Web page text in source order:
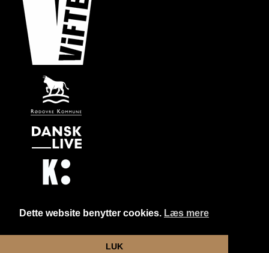
Dette website benytter cookies. Læs mere
LUK